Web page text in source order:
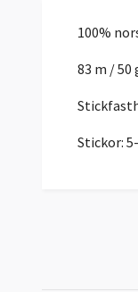
100%
83 m / 50
Stickor: